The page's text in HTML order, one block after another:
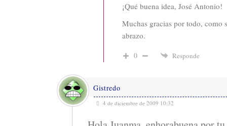
¡Qué buena idea, José Antonio!
Muchas gracias por todo, como
abrazo.
0 Responde
Gistredo
4 de diciembre de 2009 10:32